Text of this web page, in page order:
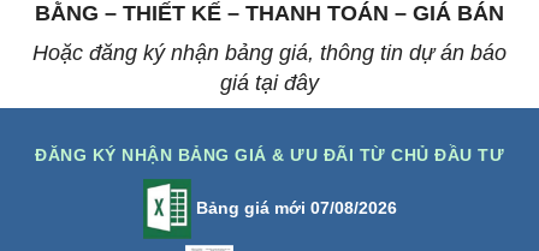
BẰNG – THIẾT KẾ – THANH TOÁN – GIÁ BÁN
Hoặc đăng ký nhận bảng giá, thông tin dự án báo
giá tại đây
ĐĂNG KÝ NHẬN BẢNG GIÁ & ƯU ĐÃI TỪ CHỦ ĐẦU TƯ
Bảng giá mới 07/08/2026